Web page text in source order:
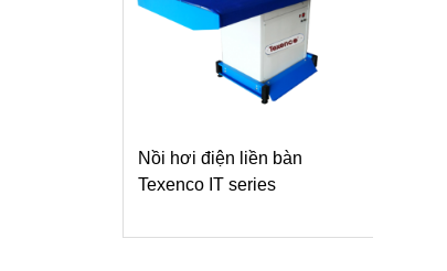
Nồi hơi điện liền bàn
Texenco IT series